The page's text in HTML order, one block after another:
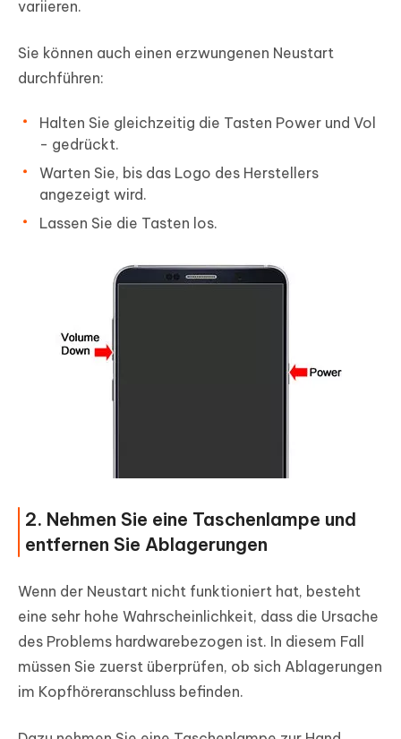
variieren.
Sie können auch einen erzwungenen Neustart
durchführen:
Halten Sie gleichzeitig die Tasten Power und Vol
- gedrückt.
Warten Sie, bis das Logo des Herstellers
angezeigt wird.
Lassen Sie die Tasten los.
2. Nehmen Sie eine Taschenlampe und
entfernen Sie Ablagerungen
Wenn der Neustart nicht funktioniert hat, besteht
eine sehr hohe Wahrscheinlichkeit, dass die Ursache
des Problems hardwarebezogen ist. In diesem Fall
müssen Sie zuerst überprüfen, ob sich Ablagerungen
im Kopfhöreranschluss befinden.